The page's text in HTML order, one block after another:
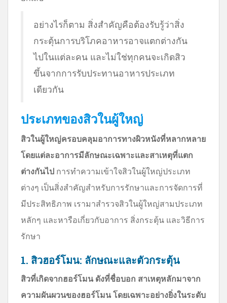
อย่างไรก็ตาม สิ่งสำคัญคือต้องรับรู้ว่าสิ่ง
กระตุ้นการบริโภคอาหารอาจแตกต่างกัน
ไปในแต่ละคน และไม่ใช่ทุกคนจะเกิดสิว
ขึ้นจากการรับประทานอาหารประเภท
เดียวกัน
ประเภทของสิวในผู้ใหญ่
สิวในผู้ใหญ่ครอบคลุมอาการทางผิวหนังที่หลากหลาย
โดยแต่ละอาการมีลักษณะเฉพาะและสาเหตุที่แตก
ต่างกันไป การทำความเข้าใจสิวในผู้ใหญ่ประเภท
ต่างๆ เป็นสิ่งสำคัญสำหรับการรักษาและการจัดการที่
มีประสิทธิภาพ เรามาสำรวจสิวในผู้ใหญ่สามประเภท
หลักๆ และหารือเกี่ยวกับอาการ สิ่งกระตุ้น และวิธีการ
รักษา
1. สิวฮอร์โมน: ลักษณะและตัวกระตุ้น
สิวที่เกิดจากฮอร์โมน ดังที่ชื่อบอก สาเหตุหลักมาจาก
ความผันผวนของฮอร์โมน โดยเฉพาะอย่างยิ่งในระดับ